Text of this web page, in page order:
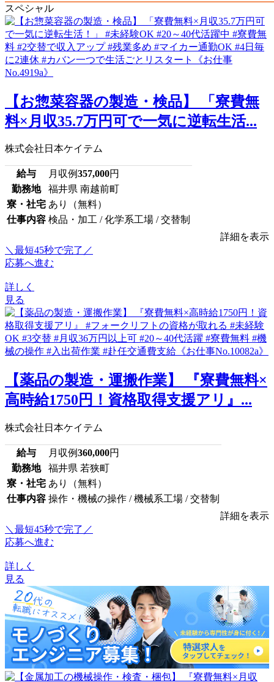
スペシャル
【お惣菜容器の製造・検品】 「寮費無
料×月収35.7万円可で一気に逆転生活...
株式会社日本ケイテム
給与 月収例357,000円
勤務地
福井県 南越前町
寮・社宅 あり（無料）
仕事内容 検品・加工 / 化学系工場 / 交替制
詳細を表示
＼最短45秒で完了／
応募へ進む
詳しく
見る
【薬品の製造・運搬作業】 『寮費無料×
高時給1750円！資格取得支援アリ』...
株式会社日本ケイテム
給与 月収例360,000円
勤務地
福井県 若狭町
寮・社宅 あり（無料）
仕事内容 操作・機械の操作 / 機械系工場 / 交替制
詳細を表示
＼最短45秒で完了／
応募へ進む
詳しく
見る